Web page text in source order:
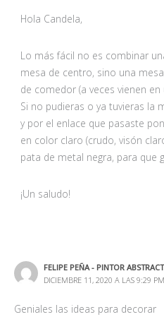
Hola Candela,
Lo más fácil no es combinar
mesa de centro, sino una
de comedor (a veces vienen
Si no pudieras o ya tuvieras la
y por el enlace que pasaste
en color claro (crudo, visón
pata de metal negra, para que
¡Un saludo!
FELIPE PEÑA - PINTOR
DICIEMBRE 11, 2020 A LAS 9:29 PM
Geniales las ideas para decorar